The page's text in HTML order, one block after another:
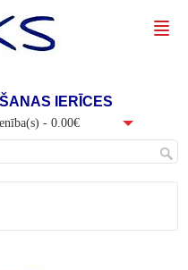
IERĪCES
- 0.00€